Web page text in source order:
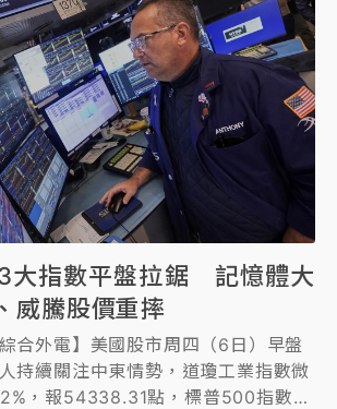
大指數平盤拉鋸 記憶體大
威騰股價重摔
合外電】美國股市周四（6日）早盤
持續關注中東情勢，道瓊工業指數微
，報54338.31點，標普500指數漲